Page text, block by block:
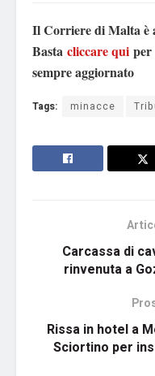
Il Corriere di Malta è
Basta cliccare qui per
sempre aggiornato
Tags: minacce
Carcassa di
rinvenuta a
Rissa in hotel a
Sciortino per